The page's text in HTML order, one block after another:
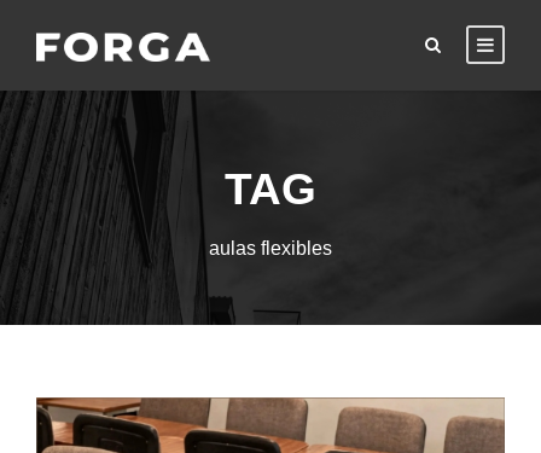
TAG
aulas flexibles